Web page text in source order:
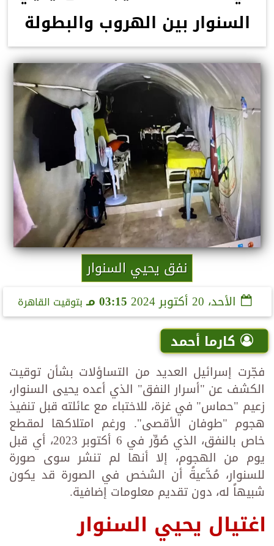
السنوار بين الهروب والبطولة
نفق يحيي السنوار
الأحد، 20 أكتوبر 2024 03:15 مـ بتوقيت القاهرة
كارما أحمد
فجّرت إسرائيل العديد من التساؤلات بشأن توقيت
الكشف عن "أسرار النفق" الذي أعده يحيى السنوار،
زعيم "حماس" في غزة، للاختباء مع عائلته قبل تنفيذ
هجوم "طوفان الأقصى". ورغم امتلاكها لمقطع
خاص بالنفق، الذي صُوِّر في 6 أكتوبر 2023، أي قبل
يوم من الهجوم، إلا أنها لم تنشر سوى صورة
للسنوار، مُدَّعيةً أن الشخص في الصورة قد يكون
شبيهاً له، دون تقديم معلومات إضافية.
اغتيال يحيي السنوار